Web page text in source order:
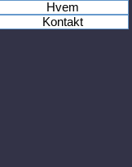
Hvem
Kontakt